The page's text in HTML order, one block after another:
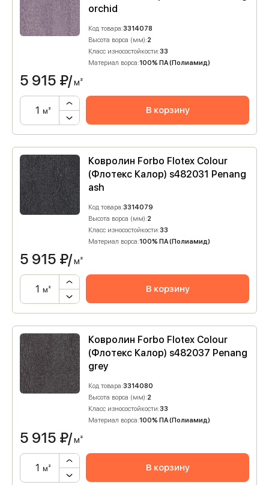
orchid
Код товара:3314078
Высота ворса (мм):2
Класс износостойкости:33
Материал ворса:100% ПА (Полиамид)
5 915 ₽/м²
м² В корзину
Ковролин Forbo Flotex Colour
(Флотекс Калор) s482031 Penang
ash
Код товара:3314079
Высота ворса (мм):2
Класс износостойкости:33
Материал ворса:100% ПА (Полиамид)
5 915 ₽/м²
м² В корзину
Ковролин Forbo Flotex Colour
(Флотекс Калор) s482037 Penang
grey
Код товара:3314080
Высота ворса (мм):2
Класс износостойкости:33
Материал ворса:100% ПА (Полиамид)
5 915 ₽/м²
м² В корзину